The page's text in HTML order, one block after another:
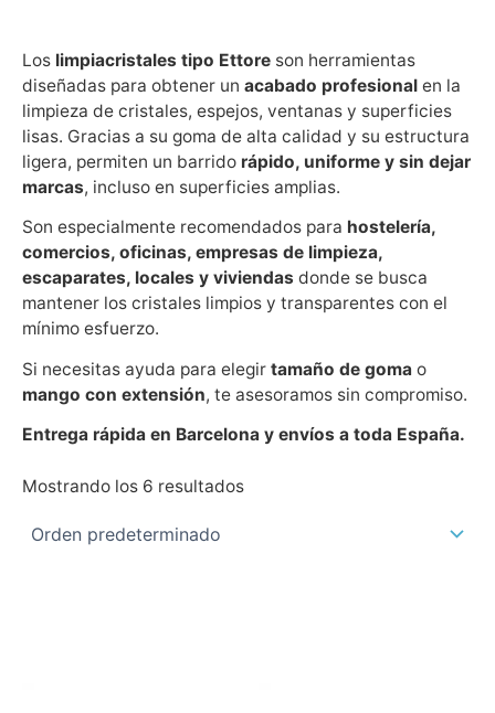
Los limpiacristales tipo Ettore son herramientas
diseñadas para obtener un acabado profesional en la
limpieza de cristales, espejos, ventanas y superficies
lisas. Gracias a su goma de alta calidad y su estructura
ligera, permiten un barrido rápido, uniforme y sin dejar
marcas, incluso en superficies amplias.
Son especialmente recomendados para hostelería,
comercios, oficinas, empresas de limpieza,
escaparates, locales y viviendas donde se busca
mantener los cristales limpios y transparentes con el
mínimo esfuerzo.
Si necesitas ayuda para elegir tamaño de goma o
mango con extensión, te asesoramos sin compromiso.
Entrega rápida en Barcelona y envíos a toda España.
Mostrando los 6 resultados